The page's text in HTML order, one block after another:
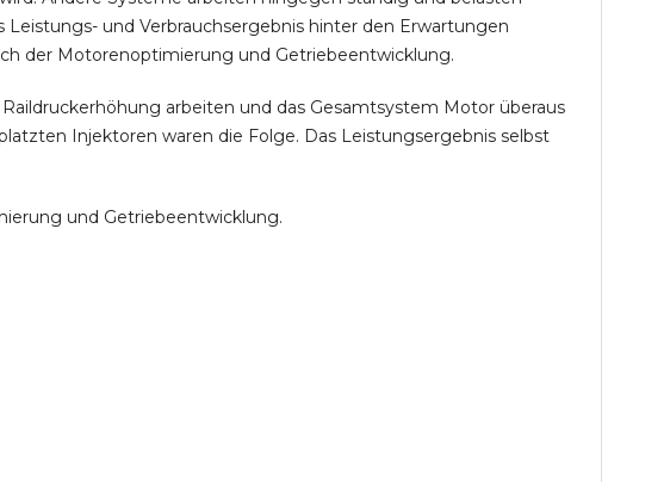
und Verbrauchsergebnis hinter den Erwartungen
der Motorenoptimierung und Getriebeentwicklung.
arbeiten und das Gesamtsystem Motor überaus
Injektoren waren die Folge. Das Leistungsergebnis selbst
und Getriebeentwicklung.